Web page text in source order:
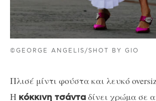
©GEORGE ANGELIS/SHOT BY GIO
Πλισέ μίντι φούστα και λευκό
Η κόκκινη τσάνταδίνει χρώμα σε